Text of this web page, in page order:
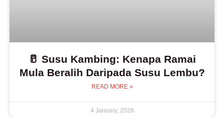
🥛 Susu Kambing: Kenapa Ramai
Mula Beralih Daripada Susu Lembu?
READ MORE »
4 January, 2026